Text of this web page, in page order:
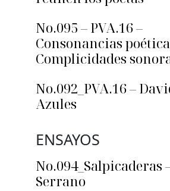
No.095 – PVA.16 –
Consonancias
Complicidades
No.092_PVA.16 –
Azules
ENSAYOS
No.094_Salpicaderas
Serrano